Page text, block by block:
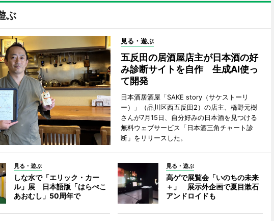
ぶ
見る・遊ぶ
五反田の居酒屋店主が日本酒の好
み診断サイトを自作 生成AI使っ
て開発
日本酒居酒屋「SAKE story（サケストーリ
ー）」（品川区西五反田2）の店主、橋野元樹
さんが7月15日、自分好みの日本酒を見つける
無料ウェブサービス「日本酒三角チャート診
断」をリリースした。
見る・遊ぶ
しな水で「エリック・カー
ル」展 日本語版「はらぺこ
あおむし」50周年で
見る・遊ぶ
高ゲで展覧会「いのちの未来
＋」 展示外企画で夏目漱石
アンドロイドも